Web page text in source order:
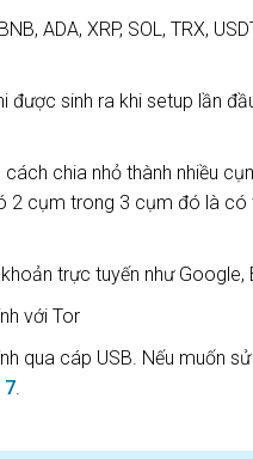
ADA, XRP, SOL, TRX,
sinh ra khi setup lần
chia nhỏ thành nhiều
2 cụm trong 3 cụm đó là có
trực tuyến như
với Tor
qua cáp USB. Nếu muốn
7.